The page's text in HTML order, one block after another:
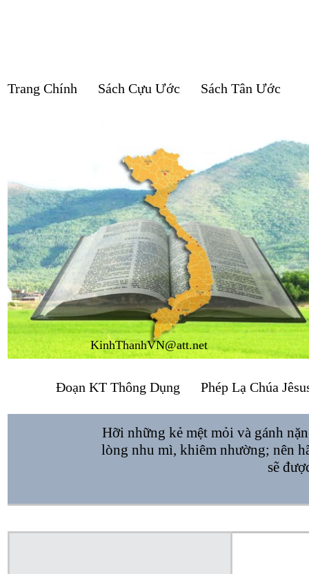
KinhThanhVN@att.net
Hỡi những kẻ mệt mỏi và gánh
lòng nhu mì, khiêm nhường; nên
sẽ
Đoạn KT Thông Dụng Phép Lạ Chúa
Trang Chính Sách Cựu Ước Sách Tân Ước